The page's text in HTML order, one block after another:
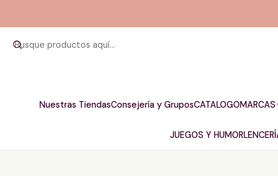
Nuestras TiendasConsejería y GruposCATALOGOMARCAS
JUEGOS Y HUMOR